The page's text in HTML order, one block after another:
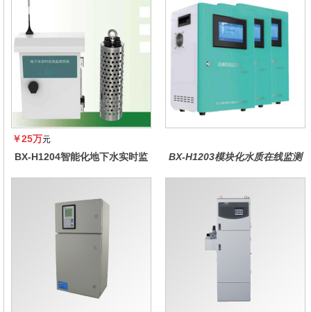
￥25万元
BX-H1204智能化地下水实时监
BX-H1203模块化水质在线监测